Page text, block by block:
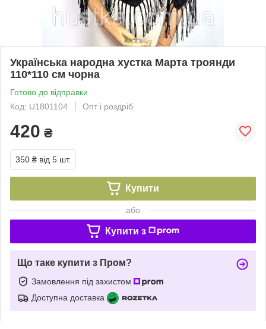
Українська народна хустка Марта троянди
110*110 см чорна
Готово до відправки
Код: U1801104
Опт і роздріб
420 ₴
350 ₴ від 5 шт.
Купити
або
Купити з
Що таке купити з Пром?
Замовлення під захистом
Доступна доставка